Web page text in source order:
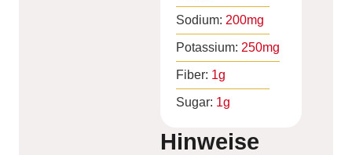
Sodium: 200mg
Potassium: 250mg
Fiber: 1g
Sugar: 1g
Hinweise